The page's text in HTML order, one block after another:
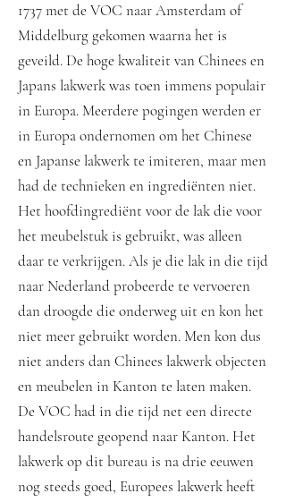
1737 met de VOC naar Amsterdam of
Middelburg gekomen waarna het is
geveild. De hoge kwaliteit van Chinees en
Japans lakwerk was toen immens populair
in Europa. Meerdere pogingen werden er
in Europa ondernomen om het Chinese
en Japanse lakwerk te imiteren, maar men
had de technieken en ingrediënten niet.
Het hoofdingrediënt voor de lak die voor
het meubelstuk is gebruikt, was alleen
daar te verkrijgen. Als je die lak in die tijd
naar Nederland probeerde te vervoeren
dan droogde die onderweg uit en kon het
niet meer gebruikt worden. Men kon dus
niet anders dan Chinees lakwerk objecten
en meubelen in Kanton te laten maken.
De VOC had in die tijd net een directe
handelsroute geopend naar Kanton. Het
lakwerk op dit bureau is na drie eeuwen
nog steeds goed, Europees lakwerk heeft